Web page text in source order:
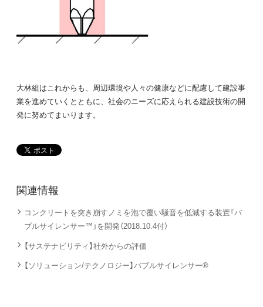
大林組はこれからも、周辺環境や人々の健康などに配慮して建設事
業を進めていくとともに、社会のニーズに応えられる建設技術の開
発に努めてまいります。
関連情報
コンクリートを突き崩すノミを泡で覆い騒音を低減する装置「バ
ブルサイレンサー™」を開発（2018.10.4付）
【サステナビリティ】社外からの評価
【ソリューション/テクノロジー】バブルサイレンサー®